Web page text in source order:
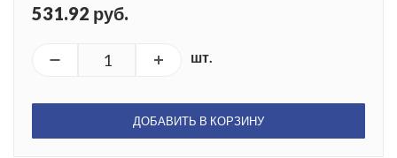
531.92 руб.
шт.
ДОБАВИТЬ В КОРЗИНУ